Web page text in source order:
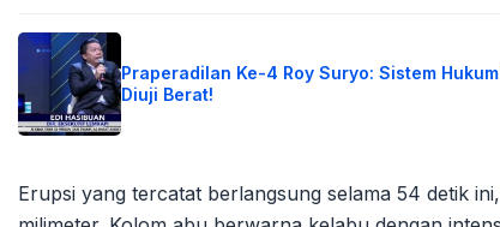
Praperadilan Ke-4 Roy Suryo: Sistem Hukum
Diuji Berat!
Erupsi yang tercatat berlangsung selama 54 detik